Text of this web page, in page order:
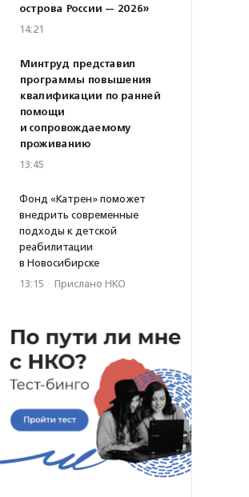
острова России — 2026»
14:21
Минтруд представил
программы повышения
квалификации по ранней
помощи
и сопровождаемому
проживанию
13:45
Фонд «Катрен» поможет
внедрить современные
подходы к детской
реабилитации
в Новосибирске
13:15 · Прислано НКО